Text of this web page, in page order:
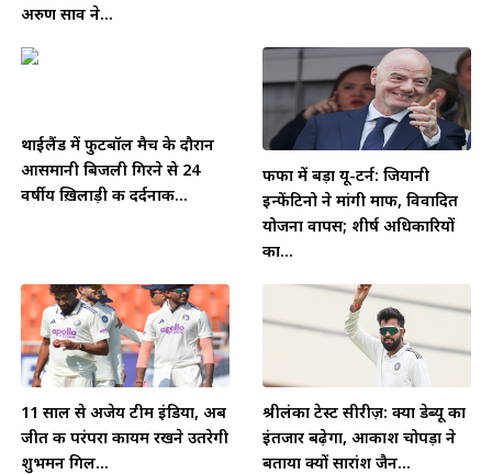
अरुण साव ने...
थाईलैंड में फुटबॉल मैच के दौरान
आसमानी बिजली गिरने से 24
वर्षीय ख़िलाड़ी की दर्दनाक...
फीफा में बड़ा यू-टर्न: जियानी
इन्फेंटिनो ने मांगी माफी, विवादित
योजना वापस; शीर्ष अधिकारियों
का...
11 साल से अजेय टीम इंडिया, अब
जीत की परंपरा कायम रखने उतरेगी
शुभमन गिल...
श्रीलंका टेस्ट सीरीज़: क्या डेब्यू का
इंतजार बढ़ेगा, आकाश चोपड़ा ने
बताया क्यों सारांश जैन...